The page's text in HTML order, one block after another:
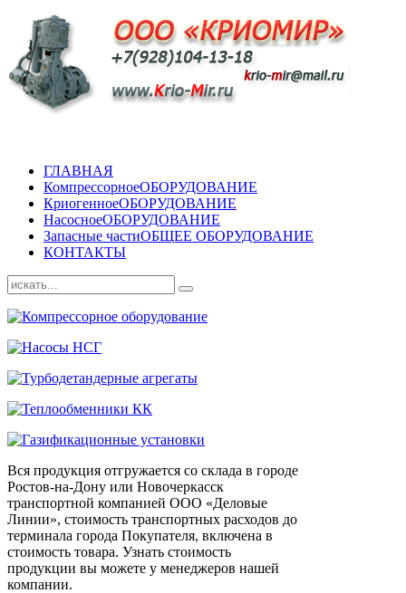
ГЛАВНАЯ
КомпрессорноеОБОРУДОВАНИЕ
КриогенноеОБОРУДОВАНИЕ
НасосноеОБОРУДОВАНИЕ
Запасные частиОБЩЕЕ ОБОРУДОВАНИЕ
КОНТАКТЫ
Вся продукция отгружается со склада в городе
Ростов-на-Дону или Новочеркасск
транспортной компанией ООО «Деловые
Линии», стоимость транспортных расходов до
терминала города Покупателя, включена в
стоимость товара. Узнать стоимость
продукции вы можете у менеджеров нашей
компании.